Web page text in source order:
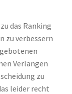
das Ranking
zu verbessern
Verlangen
zu
leider recht